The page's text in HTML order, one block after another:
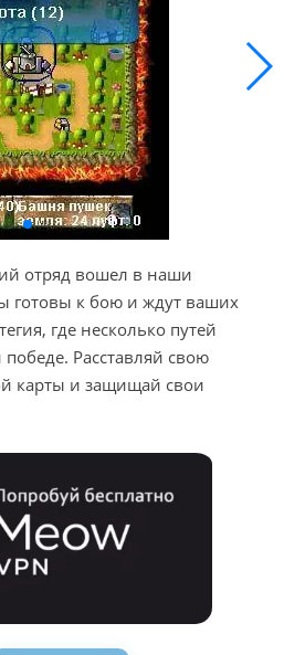
отряд вошел в наши
готовы к бою и ждут ваших
где несколько путей
Расставляй свою
карты и защищай свои